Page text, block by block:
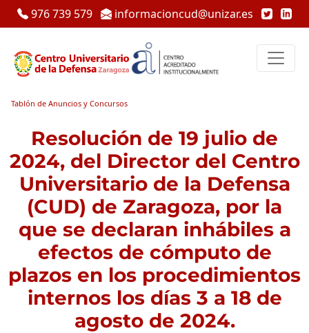
976 739 579 informacioncud@unizar.es
Tablón de Anuncios y Concursos
Resolución de 19 julio de
2024, del Director del Centro
Universitario de la Defensa
(CUD) de Zaragoza, por la
que se declaran inhábiles a
efectos de cómputo de
plazos en los procedimientos
internos los días 3 a 18 de
agosto de 2024.